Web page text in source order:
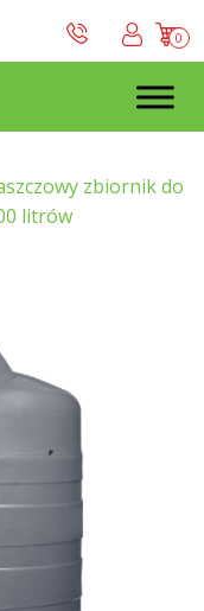
0
zbiornik do
litrów